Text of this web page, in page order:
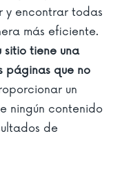
y encontrar todas
más eficiente.
sitio tiene una
páginas que no
un
ningún contenido
de